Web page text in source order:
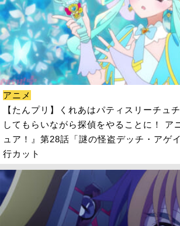
アニメ
【たんプリ】くれあはパティスリーチュ
してもらいながら探偵をやることに！ ア
ュア！』第28話「謎の怪盗デッチ・アゲ
行カット